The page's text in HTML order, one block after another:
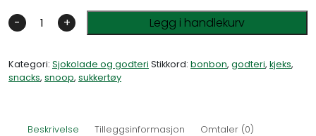
- + Legg i handlekurv
Kategori: Sjokolade og godteri Stikkord: bonbon, godteri, kjeks,
snacks, snoop, sukkertøy
Beskrivelse Tilleggsinformasjon Omtaler (0)